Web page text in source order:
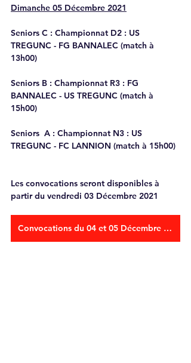
Dimanche 05 Décembre 2021
Seniors C : Championnat D2 : US
TREGUNC - FG BANNALEC (match à
13h00)
Seniors B : Championnat R3 : FG
BANNALEC - US TREGUNC (match à
15h00)
Seniors  A : Championnat N3 : US
TREGUNC - FC LANNION (match à 15h00)
Les convocations seront disponibles à
partir du vendredi 03 Décembre 2021
Convocations du 04 et 05 Décembre 2021